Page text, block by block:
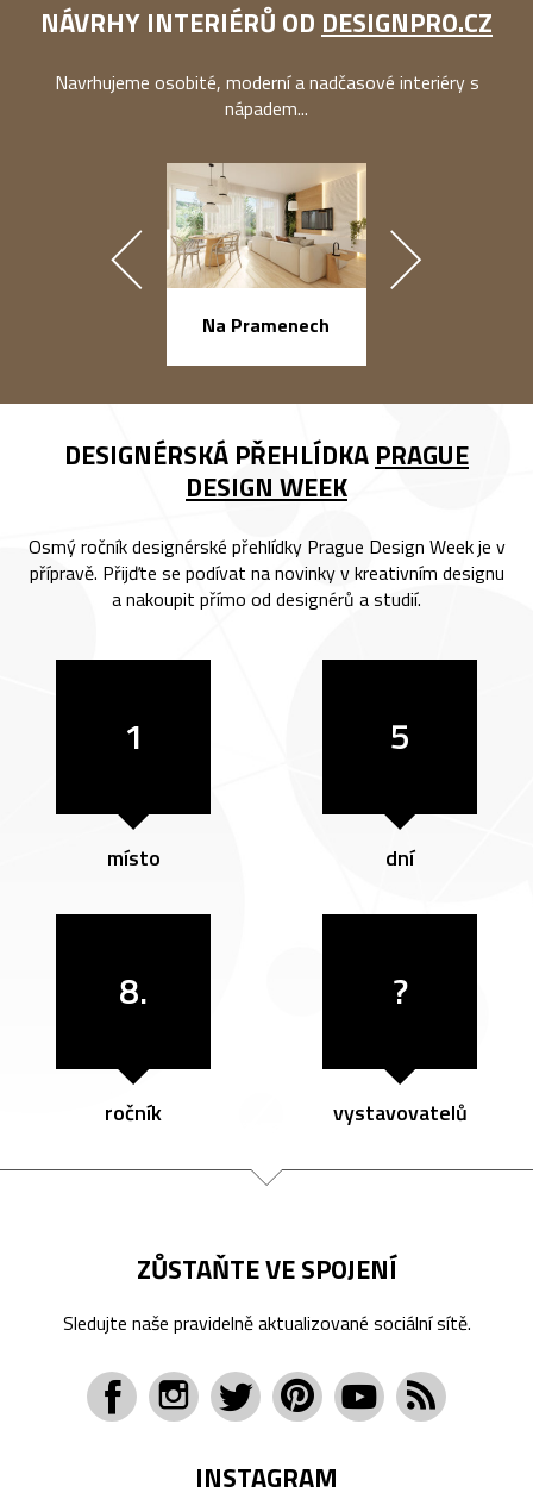
NÁVRHY INTERIÉRŮ OD DESIGNPRO.CZ
Navrhujeme osobité, moderní a nadčasové interiéry s
nápadem...
Na Pramenech
DESIGNÉRSKÁ PŘEHLÍDKA PRAGUE
DESIGN WEEK
Osmý ročník designérské přehlídky Prague Design Week je v
přípravě. Přijďte se podívat na novinky v kreativním designu
a nakoupit přímo od designérů a studií.
1
místo
5
dní
8.
ročník
?
vystavovatelů
ZŮSTAŇTE VE SPOJENÍ
Sledujte naše pravidelně aktualizované sociální sítě.
INSTAGRAM